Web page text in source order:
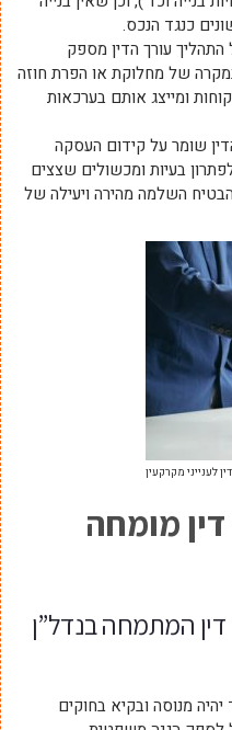
כנגד הנכס.
התהליך עורך הדין מספק
של מחלוקת או הפרת חוזה
ומייצג אותם בערכאות
שומר על קידום העסקה
בעיות ומכשולים שצצים
השלמה מהירה ויעילה של
לענייני מקרקעין
דין מומחה
דין המתמחה בנדל”ן
מנוסה ובקיא בחוקים